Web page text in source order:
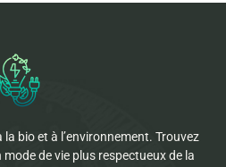
bio et à l’environnement. Trouvez
de vie plus respectueux de la